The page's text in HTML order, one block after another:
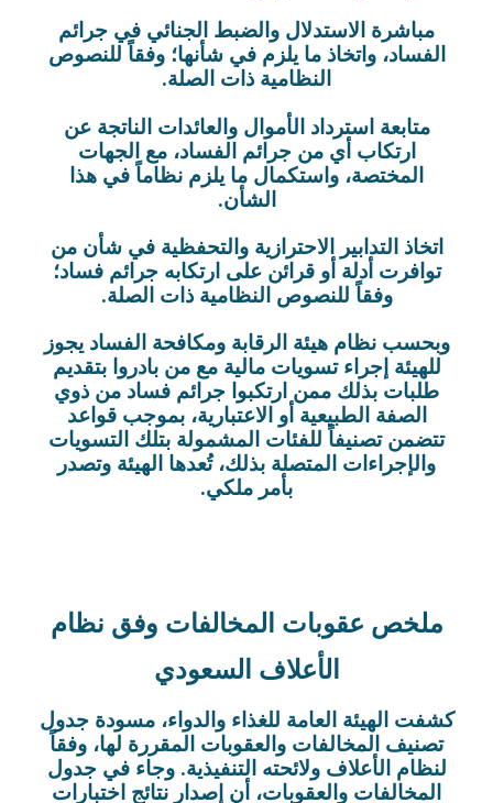
مباشرة الاستدلال والضبط الجنائي في جرائم
الفساد، واتخاذ ما يلزم في شأنها؛ وفقاً للنصوص
النظامية ذات الصلة.
متابعة استرداد الأموال والعائدات الناتجة عن
ارتكاب أي من جرائم الفساد، مع الجهات
المختصة، واستكمال ما يلزم نظاماً في هذا
الشأن.
اتخاذ التدابير الاحترازية والتحفظية في شأن من
توافرت أدلة أو قرائن على ارتكابه جرائم فساد؛
وفقاً للنصوص النظامية ذات الصلة.
وبحسب نظام هيئة الرقابة ومكافحة الفساد يجوز
للهيئة إجراء تسويات مالية مع من بادروا بتقديم
طلبات بذلك ممن ارتكبوا جرائم فساد من ذوي
الصفة الطبيعية أو الاعتبارية، بموجب قواعد
تتضمن تصنيفاً للفئات المشمولة بتلك التسويات
والإجراءات المتصلة بذلك، تُعدها الهيئة وتصدر
بأمر ملكي.
ملخص عقوبات المخالفات وفق نظام
الأعلاف السعودي
كشفت الهيئة العامة للغذاء والدواء، مسودة جدول
تصنيف المخالفات والعقوبات المقررة لها، وفقاً
لنظام الأعلاف ولائحته التنفيذية. وجاء في جدول
المخالفات والعقوبات، أن إصدار نتائج اختبارات